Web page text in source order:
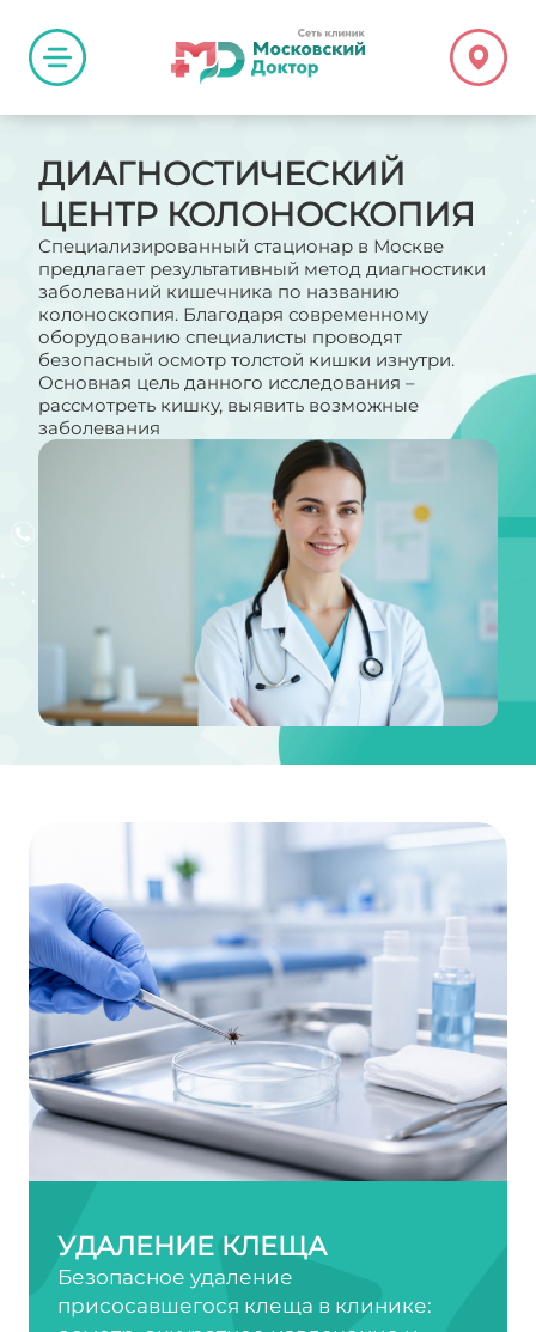
ДИАГНОСТИЧЕСКИЙ
ЦЕНТР КОЛОНОСКОПИЯ
Специализированный стационар в Москве
предлагает результативный метод диагностики
заболеваний кишечника по названию
колоноскопия. Благодаря современному
оборудованию специалисты проводят
безопасный осмотр толстой кишки изнутри.
Основная цель данного исследования –
рассмотреть кишку, выявить возможные
заболевания
УДАЛЕНИЕ КЛЕЩА
Безопасное удаление
присосавшегося клеща в клинике: